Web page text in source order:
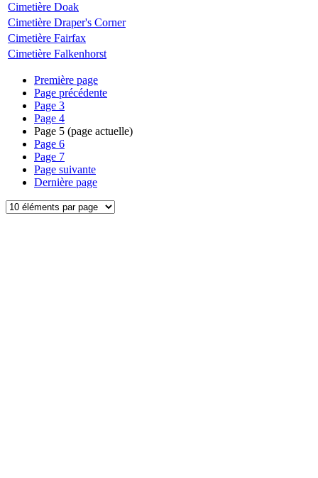
Cimetière Doak
Cimetière Draper's Corner
Cimetière Fairfax
Cimetière Falkenhorst
Première page
Page précédente
Page 3
Page 4
Page 5 (page actuelle)
Page 6
Page 7
Page suivante
Dernière page